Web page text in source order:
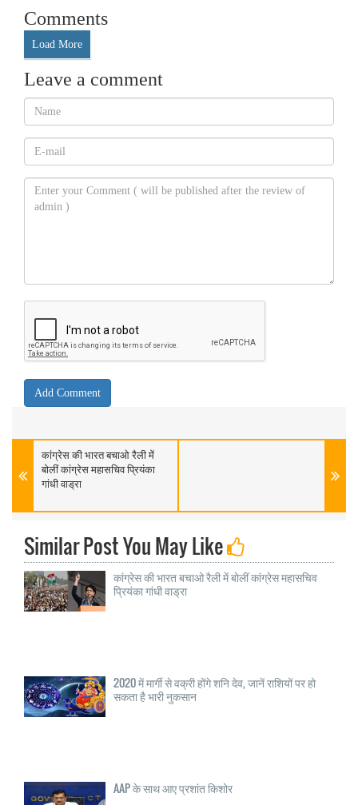
Comments
Load More
Leave a comment
कांग्रेस की भारत बचाओ रैली में
बोलीं कांग्रेस महासचिव प्रियंका
गांधी वाड्रा
Similar Post You May Like
कांग्रेस की भारत बचाओ रैली में बोलीं कांग्रेस महासचिव
प्रियंका गांधी वाड्रा
2020 में मार्गी से वक्री होंगे शनि देव, जानें राशियों पर हो
सकता है भारी नुकसान
AAP के साथ आए प्रशांत किशोर